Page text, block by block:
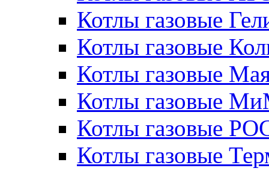
Котлы газовые
Котлы газовые
Котлы газовые
Котлы газовые
Котлы газовые
Котлы газовые